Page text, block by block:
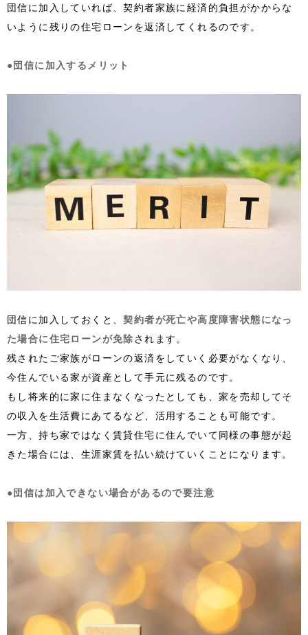
団信に加入していれば、契約者家族に経済的負担がかからな
いように残りの住宅ローンを返済してくれるのです。
●団信に加入するメリット
団信に加入しておくと、契約者が死亡や高度障害状態になっ
た場合に住宅ローンが免除されます。
残されたご家族がローンの返済をしていく必要がなくなり、
今住んでいる家が資産として手元に残るのです。
もし将来的に家に住まなくなったとしても、家を売却してそ
の収入を生活費にあてるなど、活用することも可能です。
一方、持ち家ではなく賃貸住宅に住んでいて同様の事態が起
きた場合には、生涯家賃を払い続けていくことになります。
●団信は加入できない場合があるので要注意